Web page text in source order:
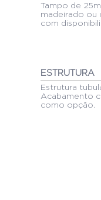
Tampo de
madeirado ou
com
ESTRUTURA
Estrutura
Acabamento
como opção.